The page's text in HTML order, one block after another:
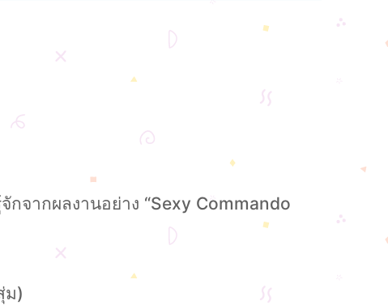
จากผลงานอย่าง “Sexy Commando
ม)